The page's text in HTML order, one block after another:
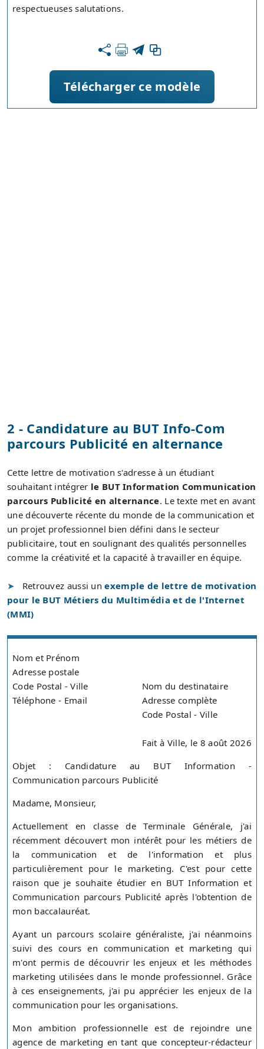
respectueuses salutations.
Télécharger ce modèle
2 - Candidature au BUT Info-Com
parcours Publicité en alternance
Cette lettre de motivation s'adresse à un étudiant
souhaitant intégrer le BUT Information Communication
parcours Publicité en alternance. Le texte met en avant
une découverte récente du monde de la communication et
un projet professionnel bien défini dans le secteur
publicitaire, tout en soulignant des qualités personnelles
comme la créativité et la capacité à travailler en équipe.
Retrouvez aussi unexemple de lettre de motivation
pour le BUT Métiers du Multimédia et de l'Internet
(MMI)
Nom et Prénom
Adresse postale
Code Postal - Ville
Téléphone - Email
Nom du destinataire
Adresse complète
Code Postal - Ville
Fait à Ville, le 8 août 2026
Objet : Candidature au BUT Information -
Communication parcours Publicité
Madame, Monsieur,
Actuellement en classe de Terminale Générale, j'ai
récemment découvert mon intérêt pour les métiers de
la communication et de l'information et plus
particulièrement pour le marketing. C'est pour cette
raison que je souhaite étudier en BUT Information et
Communication parcours Publicité après l'obtention de
mon baccalauréat.
Ayant un parcours scolaire généraliste, j'ai néanmoins
suivi des cours en communication et marketing qui
m'ont permis de découvrir les enjeux et les méthodes
marketing utilisées dans le monde professionnel. Grâce
à ces enseignements, j'ai pu apprécier les enjeux de la
communication pour les organisations.
Mon ambition professionnelle est de rejoindre une
agence de marketing en tant que concepteur-rédacteur